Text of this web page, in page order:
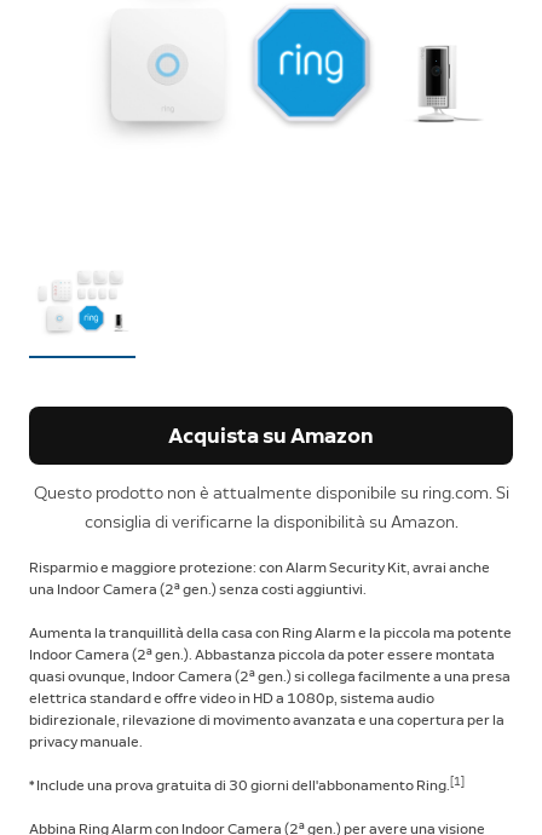
Acquista su Amazon
Questo prodotto non è attualmente disponibile su ring.com. Si
consiglia di verificarne la disponibilità su Amazon.
Risparmio e maggiore protezione: con Alarm Security Kit, avrai anche
una Indoor Camera (2ª gen.) senza costi aggiuntivi.
Aumenta la tranquillità della casa con Ring Alarm e la piccola ma potente
Indoor Camera (2ª gen.). Abbastanza piccola da poter essere montata
quasi ovunque, Indoor Camera (2ª gen.) si collega facilmente a una presa
elettrica standard e offre video in HD a 1080p, sistema audio
bidirezionale, rilevazione di movimento avanzata e una copertura per la
privacy manuale.
* Include una prova gratuita di 30 giorni dell'abbonamento Ring.[1]
Abbina Ring Alarm con Indoor Camera (2ª gen.) per avere una visione